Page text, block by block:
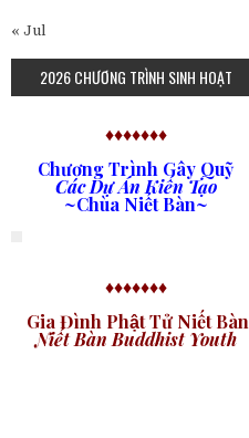
« Jul
2026 CHƯƠNG TRÌNH SINH HOẠT
♦♦♦♦♦♦♦
Chương Trình Gây Quỹ
Các Dự Án Kiến Tạo
~Chùa Niết Bàn~
♦♦♦♦♦♦♦
Gia Đình Phật Tử Niết Bàn
Niết Bàn Buddhist Youth